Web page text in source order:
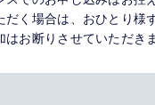
だく場合は、おひとり様
はお断りさせていただき